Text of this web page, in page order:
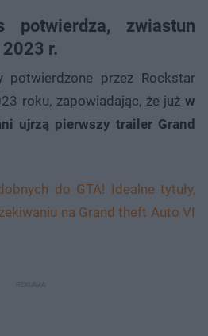
potwierdza, zwiastun
r.
potwierdzone przez Rockstar
roku, zapowiadając, że już w
ujrzą pierwszy trailer Grand
do GTA! Idealne tytuły,
na Grand theft Auto VI